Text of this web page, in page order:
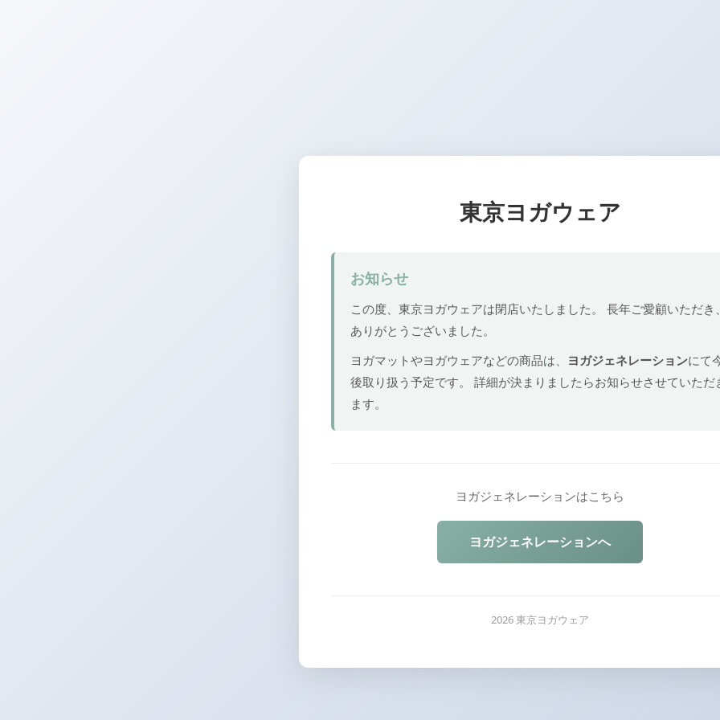
東京ヨガウェア
お知らせ
この度、東京ヨガウェアは閉店いたしました。 長年ご愛顧いただき
ありがとうございました。
ヨガマットやヨガウェアなどの商品は、 ヨガジェネレーションにて
後取り扱う予定です。 詳細が決まりましたらお知らせさせていただ
ます。
ヨガジェネレーションはこちら
ヨガジェネレーションへ
2026 東京ヨガウェア